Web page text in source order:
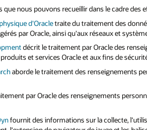
nous pouvons recueillir dans le cadre des
d'Oracletraite du traitement des
par Oracle, ainsi qu'aux réseaux et
décrit le traitement par Oracle des
et services Oracle et aux fins de
aborde le traitement des renseignements
par Oracle des renseignements
fournit des informations sur la collecte,